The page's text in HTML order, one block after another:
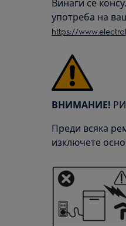
Винаги се
употреба на
https://
ВНИМАНИЕ!
Преди всяка
изключете